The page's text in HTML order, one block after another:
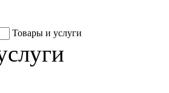
Товары и услуги